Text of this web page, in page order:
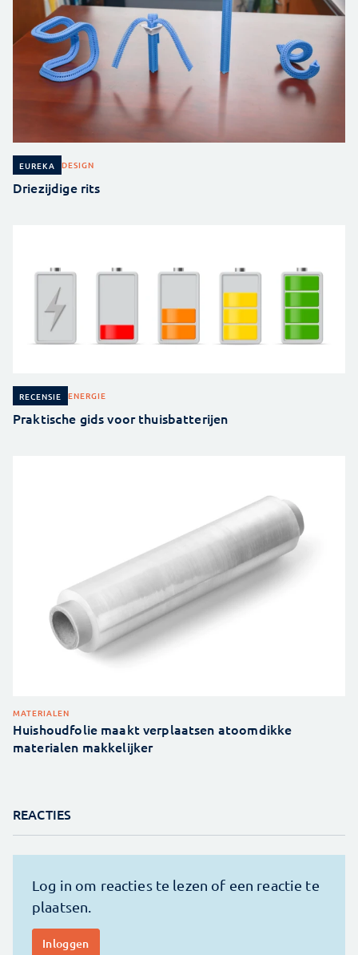
EUREKA DESIGN
Driezijdige rits
RECENSIE ENERGIE
Praktische gids voor thuisbatterijen
MATERIALEN
Huishoudfolie maakt verplaatsen atoomdikke
materialen makkelijker
REACTIES